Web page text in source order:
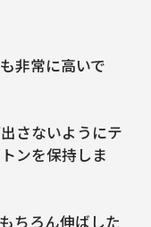
非常に高いで
さないようにテ
ンを保持しま
ちろん伸ばした